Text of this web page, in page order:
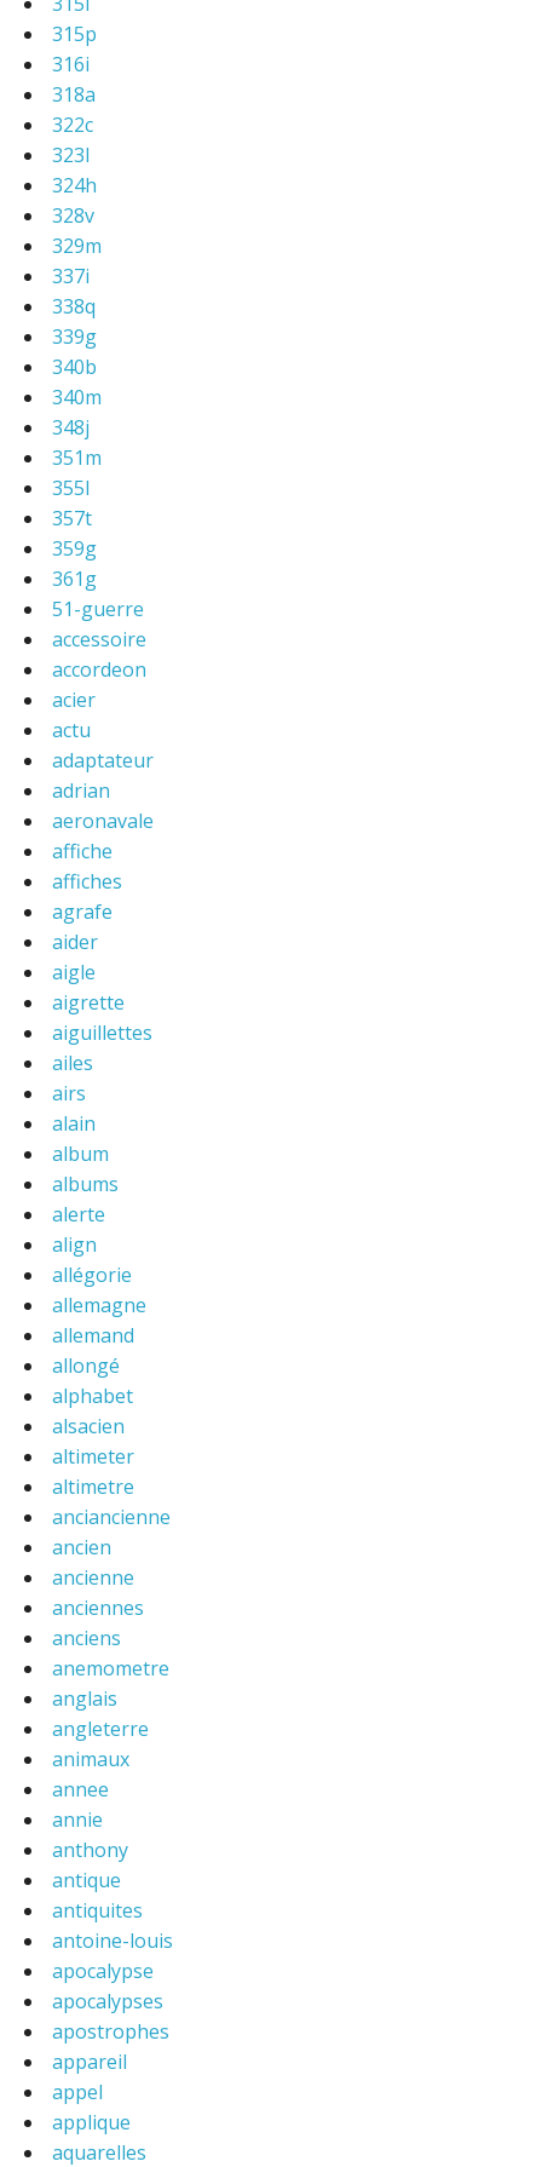
315p
316i
318a
322c
323l
324h
328v
329m
337i
338q
339g
340b
340m
348j
351m
355l
357t
359g
361g
51-guerre
accessoire
accordeon
acier
actu
adaptateur
adrian
aeronavale
affiche
affiches
agrafe
aider
aigle
aigrette
aiguillettes
ailes
airs
alain
album
albums
alerte
align
allégorie
allemagne
allemand
allongé
alphabet
alsacien
altimeter
altimetre
anciancienne
ancien
ancienne
anciennes
anciens
anemometre
anglais
angleterre
animaux
annee
annie
anthony
antique
antiquites
antoine-louis
apocalypse
apocalypses
apostrophes
appareil
appel
applique
aquarelles